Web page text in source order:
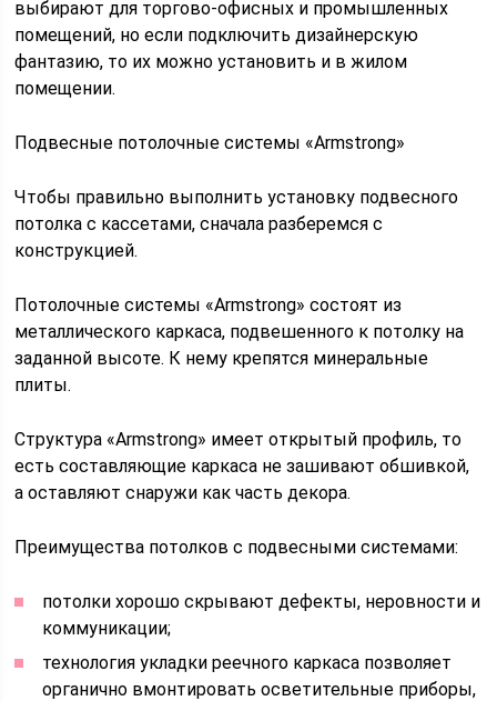
выбирают для торгово-офисных и промышленных
помещений, но если подключить дизайнерскую
фантазию, то их можно установить и в жилом
помещении.
Подвесные потолочные системы «Armstrong»
Чтобы правильно выполнить установку подвесного
потолка с кассетами, сначала разберемся с
конструкцией.
Потолочные системы «Armstrong» состоят из
металлического каркаса, подвешенного к потолку на
заданной высоте. К нему крепятся минеральные
плиты.
Структура «Armstrong» имеет открытый профиль, то
есть составляющие каркаса не зашивают обшивкой,
а оставляют снаружи как часть декора.
Преимущества потолков с подвесными системами:
потолки хорошо скрывают дефекты, неровности и
коммуникации;
технология укладки реечного каркаса позволяет
органично вмонтировать осветительные приборы,